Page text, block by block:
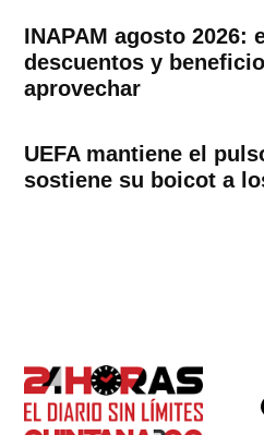
INAPAM agosto 2026:
descuentos y
aprovechar
UEFA mantiene el
sostiene su boicot a